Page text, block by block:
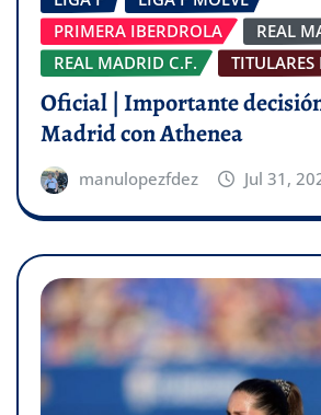
PRIMERA IBERDROLA
REAL
REAL MADRID C.F.
Oficial | Importante
Madrid con Athenea
manulopezfdez Jul 31,